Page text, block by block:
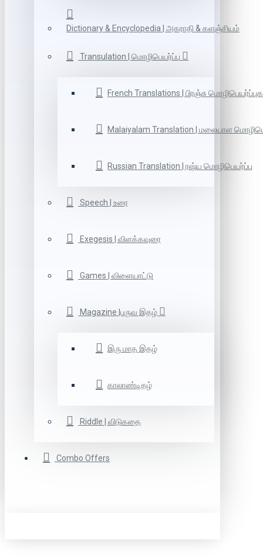
Dictionary & Encyclopedia | அகராதி & களஞ்சியம்
Transulation | மொழிபெயர்ப்பு
French Translations | பிரஞ்சு
Malaiyalam Translation | மலையாள
Russian Translation | ரஷ்ய மொழிபெயர்ப்பு
Speech | உரை
Exegesis | விளக்கவுரை
Games | விளையாட்டு
Magazine |பருவ இதழ்
இரு மாத இதழ்
காலாண்டிதழ்
Riddle | விடுகதை
Combo Offers